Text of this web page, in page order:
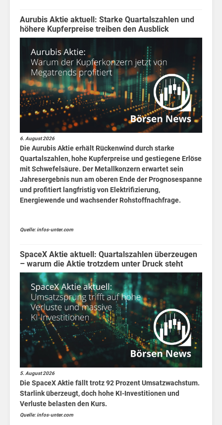
an
Aurubis Aktie aktuell: Starke Quartalszahlen und
höhere Kupferpreise treiben den Ausblick
6. August 2026
Die Aurubis Aktie erhält Rückenwind durch starke
Quartalszahlen, hohe Kupferpreise und gestiegene Erlöse
mit Schwefelsäure. Der Metallkonzern erwartet sein
Jahresergebnis nun am oberen Ende der Prognosespanne
und profitiert langfristig von Elektrifizierung,
Energiewende und wachsender Rohstoffnachfrage.
Quelle: infos-unter.com
SpaceX Aktie aktuell: Quartalszahlen überzeugen
– warum die Aktie trotzdem unter Druck steht
5. August 2026
Die SpaceX Aktie fällt trotz 92 Prozent Umsatzwachstum.
Starlink überzeugt, doch hohe KI-Investitionen und
Verluste belasten den Kurs.
Quelle: infos-unter.com